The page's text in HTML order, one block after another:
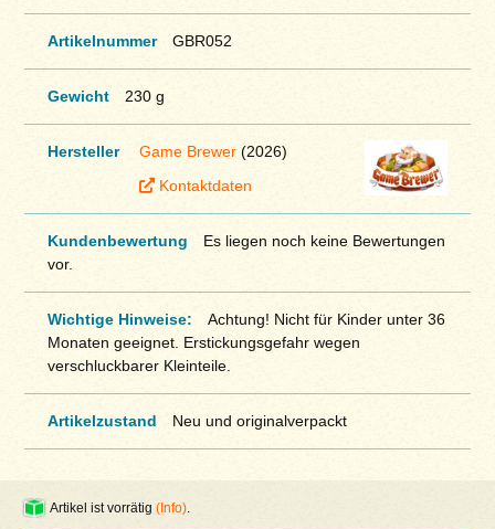
Artikelnummer GBR052
Gewicht 230 g
Hersteller Game Brewer(2026)
Kontaktdaten
Kundenbewertung
Es liegen noch keine Bewertungen
vor.
Wichtige Hinweise:
Achtung! Nicht für Kinder unter 36
Monaten geeignet. Erstickungsgefahr wegen
verschluckbarer Kleinteile.
Artikelzustand Neu und originalverpackt
Artikel ist vorrätig(Info).